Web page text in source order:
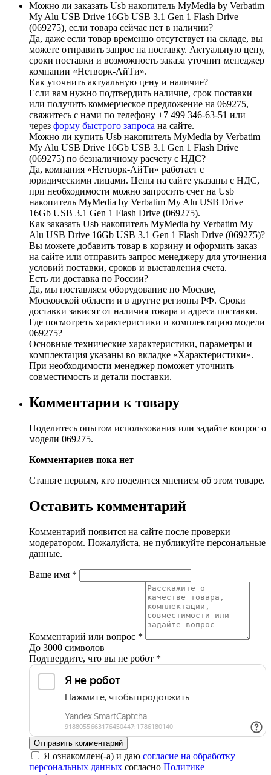
Можно ли заказать Usb накопитель MyMedia by Verbatim
My Alu USB Drive 16Gb USB 3.1 Gen 1 Flash Drive
(069275), если товара сейчас нет в наличии?
Да, даже если товар временно отсутствует на складе, вы
можете отправить запрос на поставку. Актуальную цену,
сроки поставки и возможность заказа уточнит менеджер
компании «Нетворк-АйТи».
Как уточнить актуальную цену и наличие?
Если вам нужно подтвердить наличие, срок поставки
или получить коммерческое предложение на 069275,
свяжитесь с нами по телефону +7 499 346-63-51 или
через форму быстрого запроса на сайте.
Можно ли купить Usb накопитель MyMedia by Verbatim
My Alu USB Drive 16Gb USB 3.1 Gen 1 Flash Drive
(069275) по безналичному расчету с НДС?
Да, компания «Нетворк-АйТи» работает с
юридическими лицами. Цены на сайте указаны с НДС,
при необходимости можно запросить счет на Usb
накопитель MyMedia by Verbatim My Alu USB Drive
16Gb USB 3.1 Gen 1 Flash Drive (069275).
Как заказать Usb накопитель MyMedia by Verbatim My
Alu USB Drive 16Gb USB 3.1 Gen 1 Flash Drive (069275)?
Вы можете добавить товар в корзину и оформить заказ
на сайте или отправить запрос менеджеру для уточнения
условий поставки, сроков и выставления счета.
Есть ли доставка по России?
Да, мы поставляем оборудование по Москве,
Московской области и в другие регионы РФ. Сроки
доставки зависят от наличия товара и адреса поставки.
Где посмотреть характеристики и комплектацию модели
069275?
Основные технические характеристики, параметры и
комплектация указаны во вкладке «Характеристики».
При необходимости менеджер поможет уточнить
совместимость и детали поставки.
Комментарии к товару
Поделитесь опытом использования или задайте вопрос о
модели 069275.
Комментариев пока нет
Станьте первым, кто поделится мнением об этом товаре.
Оставить комментарий
Комментарий появится на сайте после проверки
модератором. Пожалуйста, не публикуйте персональные
данные.
Ваше имя *
Комментарий или вопрос *
До 3000 символов
Подтвердите, что вы не робот *
Отправить комментарий
Я ознакомлен(-а) и даю согласие на обработку
персональных данных согласно Политике